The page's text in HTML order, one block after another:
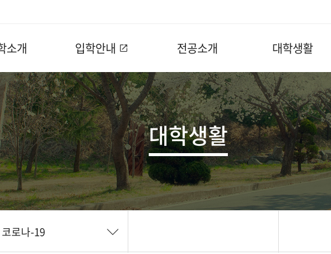
소개 입학안내 전공소개 대학생활
대학생활
코로나-19